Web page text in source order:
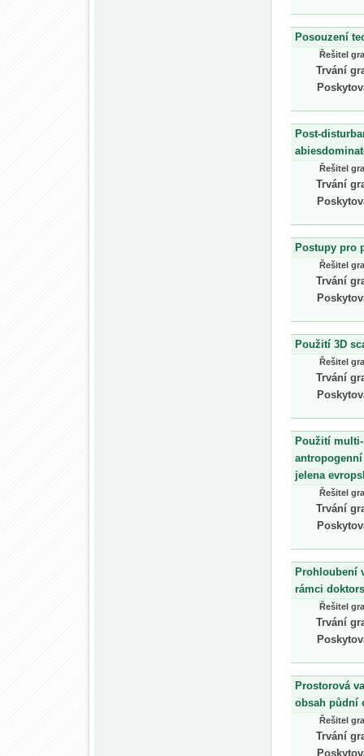
Posouzení
Řešitel
Trvání
Post-
Řešitel
Trvání
Postupy pro
Řešitel
Trvání
Použití 3D
Řešitel
Trvání
Použití
jelena
Řešitel
Trvání
Prohloubení
rámci
Řešitel
Trvání
Prostorová
obsah půdní
Řešitel
Trvání